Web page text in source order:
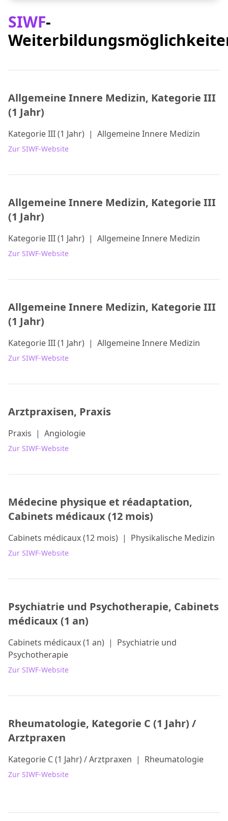
SIWF-
Allgemeine Innere Medizin, Kategorie III
(1 Jahr)
Kategorie III (1 Jahr) | Allgemeine Innere Medizin
Zur SIWF-Website
Allgemeine Innere Medizin, Kategorie III
(1 Jahr)
Kategorie III (1 Jahr) | Allgemeine Innere Medizin
Zur SIWF-Website
Allgemeine Innere Medizin, Kategorie III
(1 Jahr)
Kategorie III (1 Jahr) | Allgemeine Innere Medizin
Zur SIWF-Website
Arztpraxisen, Praxis
Praxis | Angiologie
Zur SIWF-Website
Médecine physique et réadaptation,
Cabinets médicaux (12 mois)
Cabinets médicaux (12 mois) | Physikalische Medizin
Zur SIWF-Website
Psychiatrie und Psychotherapie, Cabinets
médicaux (1 an)
Cabinets médicaux (1 an) | Psychiatrie und
Psychotherapie
Zur SIWF-Website
Rheumatologie, Kategorie C (1 Jahr) /
Arztpraxen
Kategorie C (1 Jahr) / Arztpraxen | Rheumatologie
Zur SIWF-Website